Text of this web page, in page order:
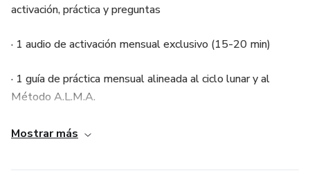
activación, práctica y preguntas
· 1 audio de activación mensual exclusivo (15-20 min)
· 1 guía de práctica mensual alineada al ciclo lunar y al
Método A.L.M.A.
· Acceso a la comunidad bidireccional privada (Telegram o
Mostrar más